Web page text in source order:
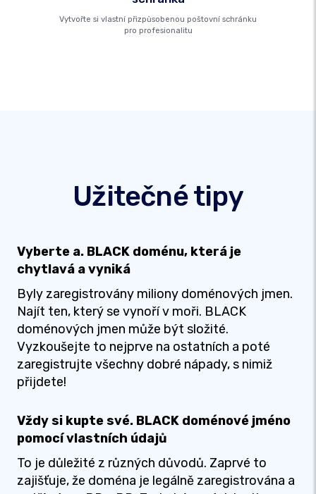
Vytvořte si vlastní přizpůsobenou poštovní schránku
pro profesionalitu
Užitečné tipy
Vyberte a. BLACK doménu, která je
chytlavá a vyniká
Byly zaregistrovány miliony doménových jmen.
Najít ten, který se vynoří v moři. BLACK
doménových jmen může být složité.
Vyzkoušejte to nejprve na ostatních a poté
zaregistrujte všechny dobré nápady, s nimiž
přijdete!
Vždy si kupte své. BLACK doménové jméno
pomocí vlastních údajů
To je důležité z různých důvodů. Zaprvé to
zajišťuje, že doména je legálně zaregistrována a